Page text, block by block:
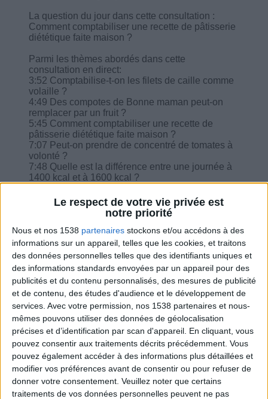
Le respect de votre vie privée est
notre priorité
Nous et nos 1538 partenaires stockons et/ou accédons à des
informations sur un appareil, telles que les cookies, et traitons
des données personnelles telles que des identifiants uniques et
des informations standards envoyées par un appareil pour des
publicités et du contenu personnalisés, des mesures de publicité
et de contenu, des études d'audience et le développement de
services. Avec votre permission, nos 1538 partenaires et nous-
mêmes pouvons utiliser des données de géolocalisation
précises et d’identification par scan d'appareil. En cliquant, vous
pouvez consentir aux traitements décrits précédemment. Vous
pouvez également accéder à des informations plus détaillées et
modifier vos préférences avant de consentir ou pour refuser de
donner votre consentement. Veuillez noter que certains
traitements de vos données personnelles peuvent ne pas
La question du jour dans cette consultation :
Comment comptabiliser une recette de pâtisserie
diététique faite maison ?
Parmi les thèmes abordés dans cette
consultation en direct:
3:52 Comptabilise-t-on les filets de caille comme
volaille ?
4:49 Des compotes de Bonne maman peut-on
remplacer par un fruit ?
5:45 Comment comptabiliser une recette de
pâtisserie diététique faite maison ?
7:07 Peut-on prendre de concentré de tomates à
volonté ?
7:48 Quelle est la différence entre une journée à
1400 kcal et à 1600 kcal ?
sans modération ?
9:24 J'étais malade, j'ai peu mangé, j'ai donc
perdu des kilos, dois-je rester à mon niveau
calorique ?
10:38 Les panais sont-ils des légumes ou
féculentes, quelle quantité à prendre ?
11:58 Comment gérer l'équilibrage alimentaire
quand on est sous cortisone pour la laryngite ?
12:56 Quelle équivalence pour la faisselle ?
Combien de kilos souhaitez-vous perdre ?
Moins de
5 kilos
De 5 à 10
Plus de
10 kilos